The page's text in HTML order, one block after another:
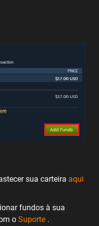
sua carteira aqui
fundos à sua
o Suporte .